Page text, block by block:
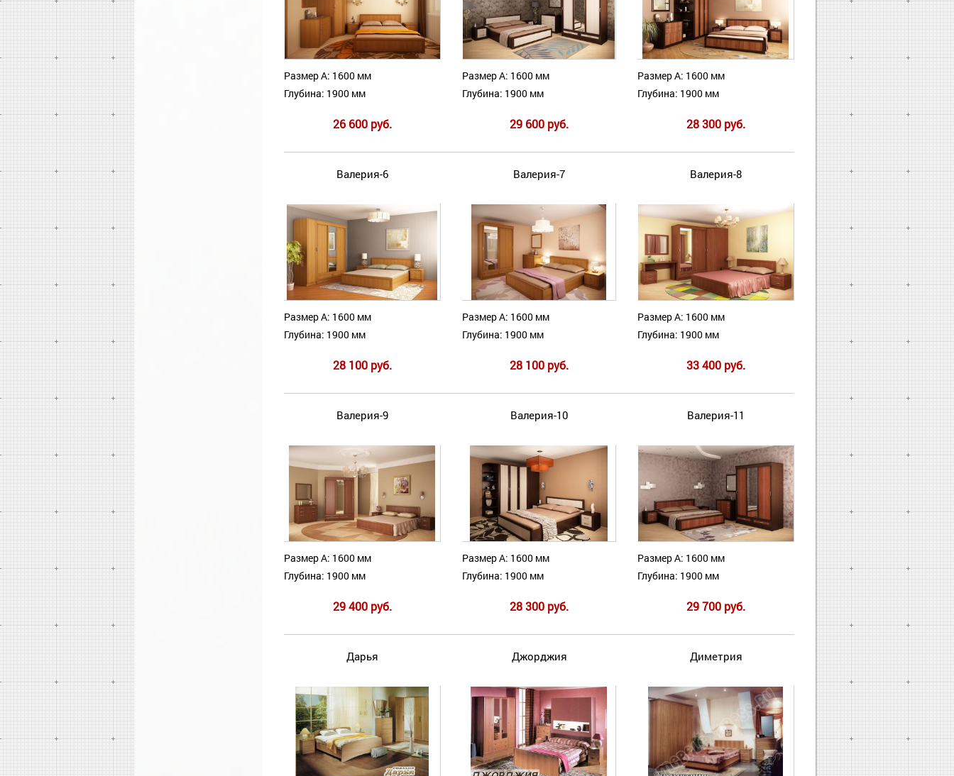
Размер А: 1600 мм
Глубина: 1900 мм
26 600 руб.
Размер А: 1600 мм
Глубина: 1900 мм
29 600 руб.
Размер А: 1600 мм
Глубина: 1900 мм
28 300 руб.
Валерия-6
Размер А: 1600 мм
Глубина: 1900 мм
28 100 руб.
Валерия-7
Размер А: 1600 мм
Глубина: 1900 мм
28 100 руб.
Валерия-8
Размер А: 1600 мм
Глубина: 1900 мм
33 400 руб.
Валерия-9
Размер А: 1600 мм
Глубина: 1900 мм
29 400 руб.
Валерия-10
Размер А: 1600 мм
Глубина: 1900 мм
28 300 руб.
Валерия-11
Размер А: 1600 мм
Глубина: 1900 мм
29 700 руб.
Дарья Джорджия Диметрия